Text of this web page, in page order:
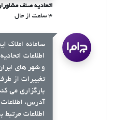
اتحادیه صنف
۳ ساعت از حال
سامانه املاک
اطلاعات
و شهر های
تغییرات از
بارگزاری می
آدرس،
اطلاعات مرتبط